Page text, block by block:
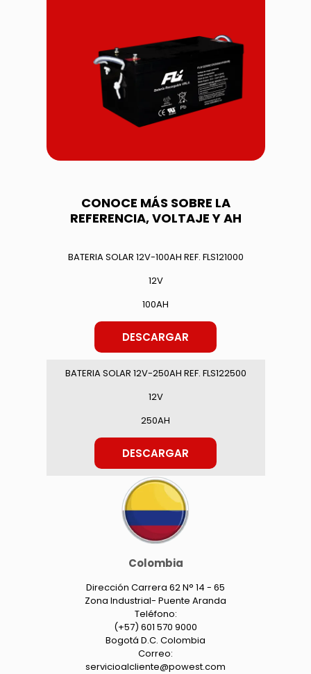
CONOCE MÁS SOBRE LA
REFERENCIA, VOLTAJE Y AH
BATERIA SOLAR 12V-100AH REF. FLS121000
12V
100AH
DESCARGAR
BATERIA SOLAR 12V-250AH REF. FLS122500
12V
250AH
DESCARGAR
Colombia
Dirección Carrera 62 N° 14 - 65
Zona Industrial- Puente Aranda
Teléfono:
(+57) 601 570 9000
Bogotá D.C. Colombia
Correo:
servicioalcliente@powest.com